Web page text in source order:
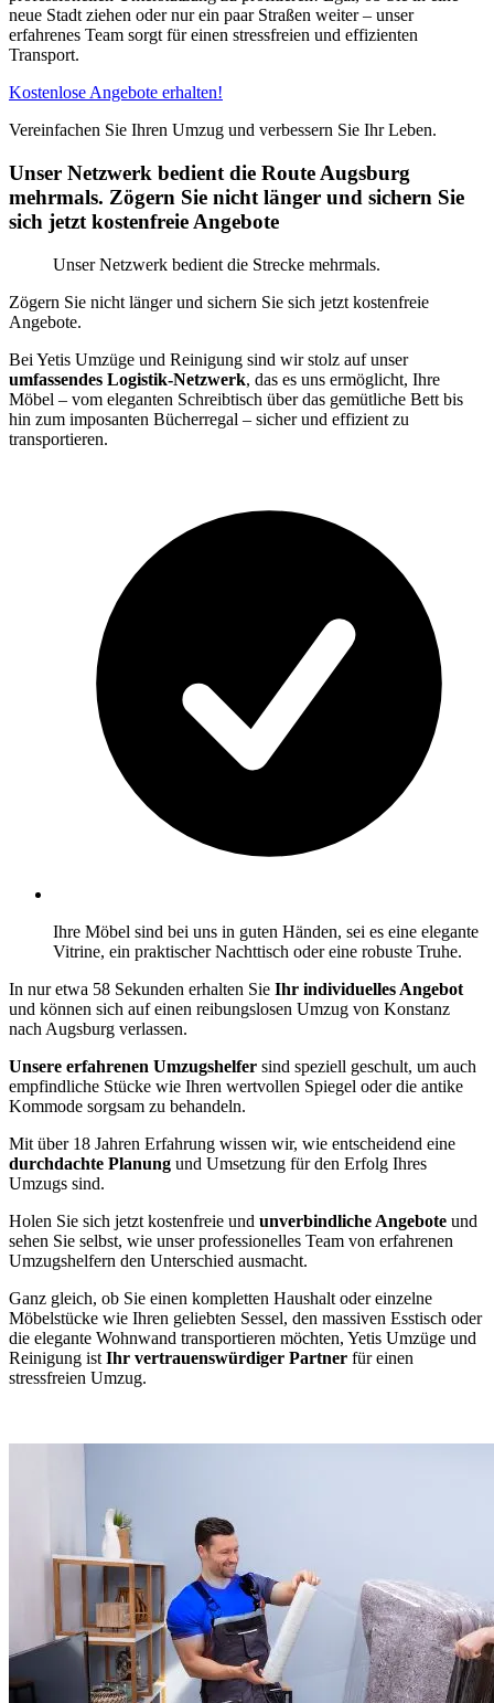
neue Stadt ziehen oder nur ein paar Straßen weiter – unser
erfahrenes Team sorgt für einen stressfreien und effizienten
Transport.
Kostenlose Angebote erhalten!
Vereinfachen Sie Ihren Umzug und verbessern Sie Ihr Leben.
Unser Netzwerk bedient die Route Augsburg
mehrmals. Zögern Sie nicht länger und sichern Sie
sich jetzt kostenfreie Angebote
Unser Netzwerk bedient die Strecke mehrmals.
Zögern Sie nicht länger und sichern Sie sich jetzt kostenfreie
Angebote.
Bei Yetis Umzüge und Reinigung sind wir stolz auf unser
umfassendes Logistik-Netzwerk, das es uns ermöglicht, Ihre
Möbel – vom eleganten Schreibtisch über das gemütliche Bett bis
hin zum imposanten Bücherregal – sicher und effizient zu
transportieren.
Ihre Möbel sind bei uns in guten Händen, sei es eine elegante
Vitrine, ein praktischer Nachttisch oder eine robuste Truhe.
In nur etwa 58 Sekunden erhalten Sie Ihr individuelles Angebot
und können sich auf einen reibungslosen Umzug von Konstanz
nach Augsburg verlassen.
Unsere erfahrenen Umzugshelfer sind speziell geschult, um auch
empfindliche Stücke wie Ihren wertvollen Spiegel oder die antike
Kommode sorgsam zu behandeln.
Mit über 18 Jahren Erfahrung wissen wir, wie entscheidend eine
durchdachte Planung und Umsetzung für den Erfolg Ihres
Umzugs sind.
Holen Sie sich jetzt kostenfreie und unverbindliche Angebote und
sehen Sie selbst, wie unser professionelles Team von erfahrenen
Umzugshelfern den Unterschied ausmacht.
Ganz gleich, ob Sie einen kompletten Haushalt oder einzelne
Möbelstücke wie Ihren geliebten Sessel, den massiven Esstisch oder
die elegante Wohnwand transportieren möchten, Yetis Umzüge und
Reinigung ist Ihr vertrauenswürdiger Partner für einen
stressfreien Umzug.